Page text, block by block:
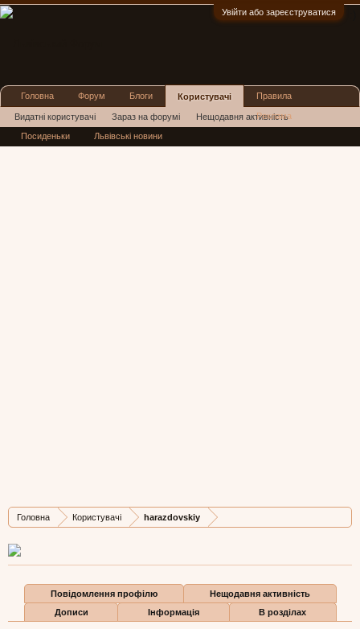
Увійти або зареєструватися
Головна Користувачі harazdovskiy
Дописів
6
Карма
0
Бали
1
Повідомлення профілю
Нещодавня активність
Дописи
Інформація В розділах
Головна Форум Блоги Користувачі
Видатні користувачі Зараз на форумі Нещодавня активність
Нові повідомлення профілю
Правила
Реклама
Посиденьки Львівські новини